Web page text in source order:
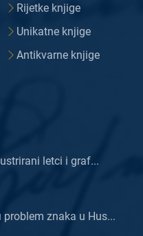
Rijetke knjige
Unikatne knjige
Antikvarne knjige
letci i graf...
znaka u Hus...